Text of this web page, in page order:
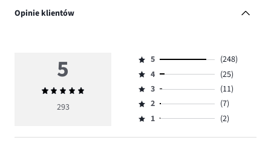
Opinie klientów
5
Średnia
ocena
293
Ocena
5,
ilość
głosów
248.
5
(248)
Ocena
4,
ilość
głosów
4
(25)
Ocena
3,
ilość
3
(11)
Ocena
2,
2
(7)
Ocena
1,
1 (2)